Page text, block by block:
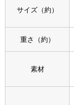
サイズ（約）
重さ（約）
素材